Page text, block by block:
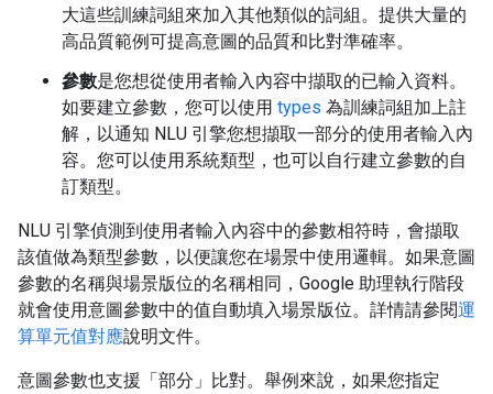
大這些訓練詞組來加入其他類似的詞組。提供大量的
高品質範例可提高意圖的品質和比對準確率。
參數是您想從使用者輸入內容中擷取的已輸入資料。
如要建立參數，您可以使用 types 為訓練詞組加上註
解，以通知 NLU 引擎您想擷取一部分的使用者輸入內
容。您可以使用系統類型，也可以自行建立參數的自
訂類型。
NLU 引擎偵測到使用者輸入內容中的參數相符時，會擷取
該值做為類型參數，以便讓您在場景中使用邏輯。如果意圖
參數的名稱與場景版位的名稱相同，Google 助理執行階段
就會使用意圖參數中的值自動填入場景版位。詳情請參閱運
算單元值對應說明文件。
意圖參數也支援「部分」比對。舉例來說，如果您指定